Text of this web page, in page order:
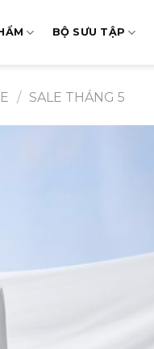
BỘ SƯU TẬP
/ SALE THÁNG 5